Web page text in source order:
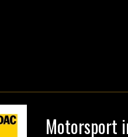
Motorsport